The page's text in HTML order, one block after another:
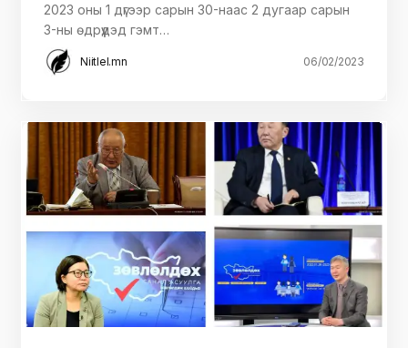
2023 оны 1 дүгээр сарын 30-наас 2 дугаар сарын
3-ны өдрүүдэд гэмт…
Niitlel.mn 06/02/2023